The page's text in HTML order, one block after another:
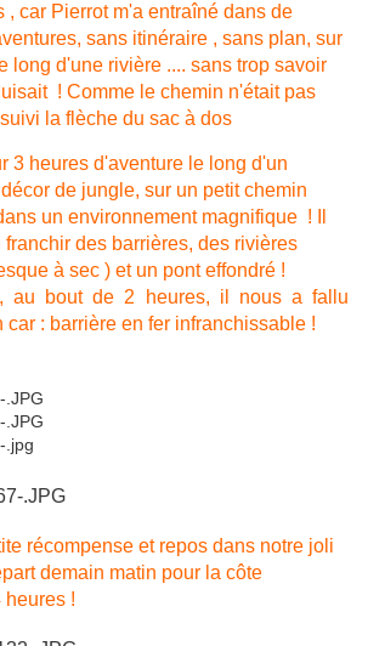
, car Pierrot m'a entraîné dans de
sans itinéraire , sans plan, sur
long d'une rivière .... sans trop savoir
! Comme le chemin n'était pas
la flèche du sac à dos
3 heures d'aventure le long d'un
de jungle, sur un petit chemin
un environnement magnifique ! Il
des barrières, des rivières
à sec ) et un pont effondré !
au bout de 2 heures, il nous a fallu
car : barrière en fer infranchissable !
récompense et repos dans notre joli
demain matin pour la côte
heures !